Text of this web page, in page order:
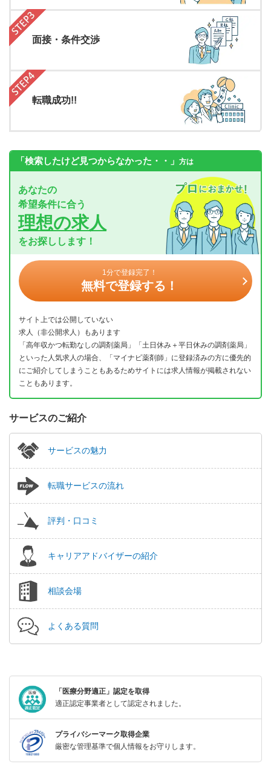
面接・条件交渉
転職成功!!
「検索したけど見つからなかった・・」 方は
あなたの
希望条件に合う
理想の求人
をお探しします！
1分で登録完了！
無料で登録する！
サイト上では公開していない
求人（非公開求人）もあります
「高年収かつ転勤なしの調剤薬局」「土日休み＋平日休みの調剤薬局」
といった人気求人の場合、「マイナビ薬剤師」に登録済みの方に優先的
にご紹介してしまうこともあるためサイトには求人情報が掲載されない
こともあります。
サービスのご紹介
サービスの魅力
転職サービスの流れ
評判・口コミ
キャリアアドバイザーの紹介
相談会場
よくある質問
「医療分野適正」認定を取得
適正認定事業者として認定されました。
プライバシーマーク取得企業
厳密な管理基準で個人情報をお守りします。